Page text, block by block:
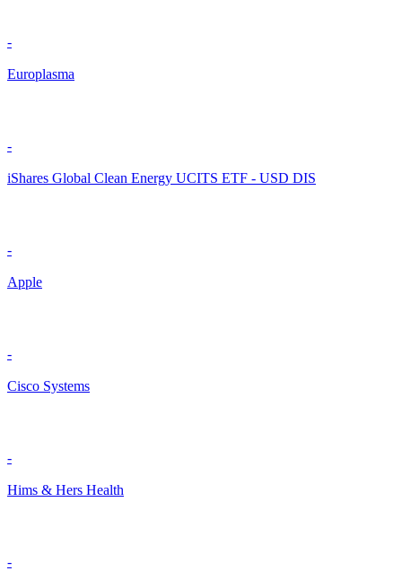
-
Europlasma
-
iShares Global Clean Energy UCITS ETF - USD DIS
-
Apple
-
Cisco Systems
-
Hims & Hers Health
-